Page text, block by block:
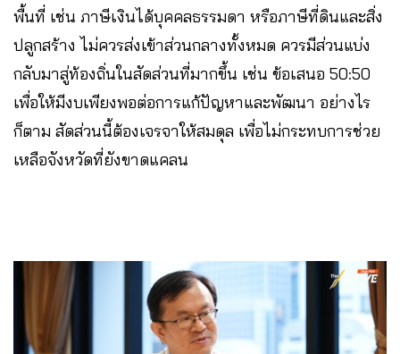
พื้นที่ เช่น ภาษีเงินได้บุคคลธรรมดา หรือภาษีที่ดินและสิ่ง
ปลูกสร้าง ไม่ควรส่งเข้าส่วนกลางทั้งหมด ควรมีส่วนแบ่ง
กลับมาสู่ท้องถิ่นในสัดส่วนที่มากขึ้น เช่น ข้อเสนอ 50:50
เพื่อให้มีงบเพียงพอต่อการแก้ปัญหาและพัฒนา อย่างไร
ก็ตาม สัดส่วนนี้ต้องเจรจาให้สมดุล เพื่อไม่กระทบการช่วย
เหลือจังหวัดที่ยังขาดแคลน